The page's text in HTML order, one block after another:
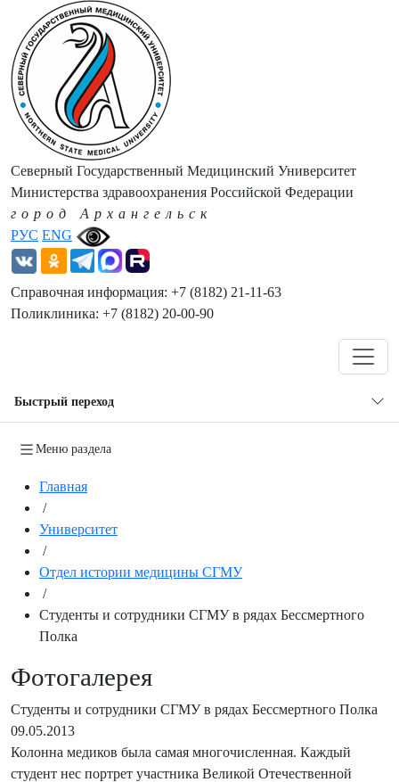
РУС ENG
Северный Государственный Медицинский Университет
Министерства здравоохранения Российской Федерации
город Архангельск
Справочная информация: +7 (8182) 21-11-63
Поликлиника: +7 (8182) 20-00-90
Быстрый переход
Меню раздела
Главная
/
Университет
/
Отдел истории медицины СГМУ
/
Студенты и сотрудники СГМУ в рядах Бессмертного
Полка
Фотогалерея
Студенты и сотрудники СГМУ в рядах Бессмертного Полка
09.05.2013
Колонна медиков была самая многочисленная. Каждый
студент нес портрет участника Великой Отечественной